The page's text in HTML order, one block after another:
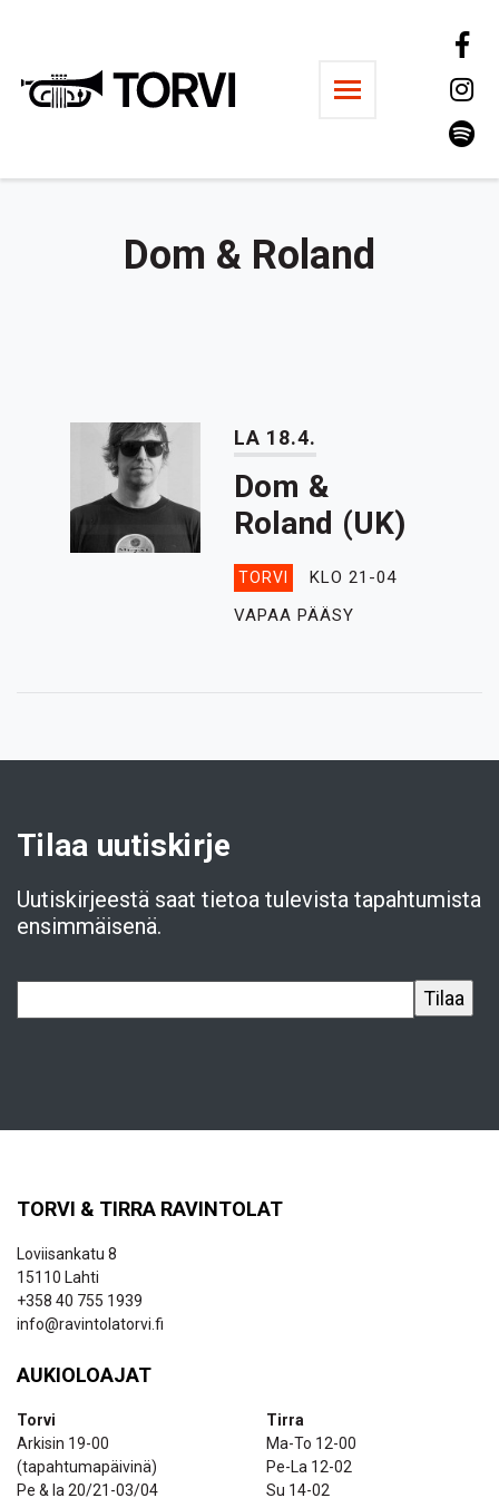
Ravintola Torvi
Dom & Roland
LA 18.4.
Dom &
Roland (UK)
TORVI
KLO 21-04
VAPAA PÄÄSY
Tilaa uutiskirje
Uutiskirjeestä saat tietoa tulevista tapahtumista
ensimmäisenä.
TORVI & TIRRA RAVINTOLAT
Loviisankatu 8
15110 Lahti
+358 40 755 1939
info@ravintolatorvi.fi
AUKIOLOAJAT
Torvi
Arkisin 19-00
(tapahtumapäivinä)
Pe & la 20/21-03/04
Tirra
Ma-To 12-00
Pe-La 12-02
Su 14-02